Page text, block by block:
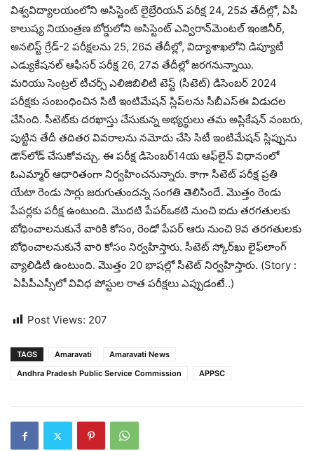
విశ్వవిద్యాలయంలోని అసిస్టెంట్‌ లైబ్రేరియన్‌ పరీక్ష 24, 25వ తేదీల్లో, ఏపీ
కాలుష్య నియంత్రణ బోర్డులోని అసిస్టెంట్‌ ఎన్విరాన్‌మెంటల్‌ ఇంజినీర్,
అనలిస్ట్‌ గ్రేడ్‌-2 పరీక్షలను 25, 26వ తేదీల్లో, విద్యాశాఖలోని డిప్యూటీ
ఎడ్యుకేషనల్‌ ఆఫీసర్‌ పరీక్ష 26, 27వ తేదీల్లో జరగనున్నాయి.
మ‌రియు సెంట్రల్ టీచర్స్ ఎలిజిబిలిటీ టెస్ట్ (సీటెట్) డిసెంబర్ 2024
పరీక్షకు సంబంధించిన సిటీ ఇంటిమేషన్‌ స్లిప్‌లను సీబీఎస్ఈ విడుదల
చేసింది. సీటెట్‌కు దరఖాస్తు చేసుకున్న అభ్యర్థులు తమ అప్లికేషన్ నంబరు,
పుట్టిన తేదీ తదితర వివరాలను నమోదు చేసి సిటీ ఇంటిమేషన్‌ స్లిప్పును
డౌన్‌లోడ్ చేసుకోవచ్చు. ఈ పరీక్ష డిసెంబర్14య ఆఫ్‌లైన్‌ విధానంలో
ఓఎమ్మార్ ఆధారితంగా నిర్వహించనున్నారు. కాగా సీటెట్​ పరీక్ష ప్రతి
యేటా రెండు సార్లు జరుగుతుందన్న సంగతి తెలిసిందే. మొత్తం రెండు
పేపర్లకు పరీక్ష ఉంటుంది. మొదటి పేపర్​ఒకటి నుంచి ఐదు తరగతులకు
బోధించాలనుకునే వారికి కోసం, రెండో పేపర్ ఆరు నుంచి 9వ తరగతులకు
బోధించాలనుకునే వారి కోసం నిర్వహిస్తారు. సీటెట్ స్కోర్‌ఖు లైఫ్​లాంగ్​
వ్యాలిడిటీ ఉంటుంది. మొత్తం 20 భాషల్లో సీటెట్‌ నిర్వహిస్తారు. (Story :
ఏపీపీఎస్సీలో వివిధ పోస్టుల రాత పరీక్షలు ఎప్పుడంటే..)
Post Views: 207
TAGS Amaravati
Amaravati News
Andhra Pradesh Public Service Commission
APPSC